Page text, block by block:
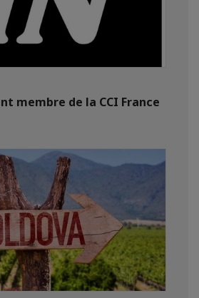
membre de la CCI France